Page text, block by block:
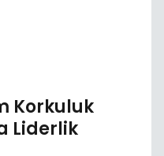
Korkuluk
Liderlik